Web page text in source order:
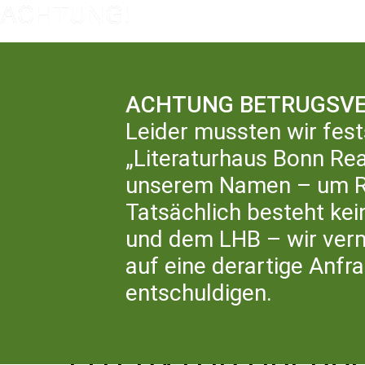
ACHTUNG
Leider mussten wir
„Literaturhaus Bonn
unserem Namen – um
Tatsächlich besteht
und dem LHB – wir
auf eine derartige
entschuldigen.